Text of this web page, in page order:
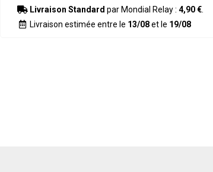
Livraison Standard par Mondial Relay : 4,90 €
Livraison estimée entre le 13/08et le 19/08